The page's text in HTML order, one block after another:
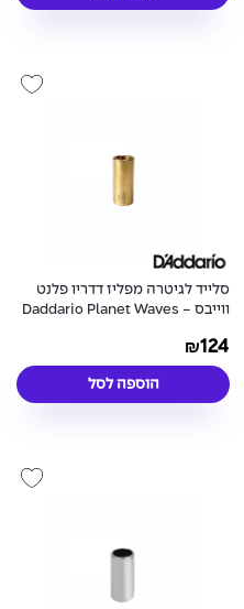
סלייד לגיטרה מפליז דדריו פלנט
ווייבס - Daddario Planet Waves
Slide
₪124
הוספה לסל